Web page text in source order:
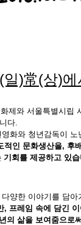
)常(상)
제와 서울특별시립
다.
화와 청년감독이
인 문화생산을, 후
기회를 제공하고 있
양한 이야기를 담
프레임 속에 담긴
의 삶을 보여줌으로써